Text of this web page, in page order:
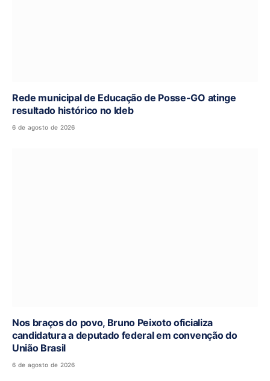
Rede municipal de Educação de Posse-GO atinge
resultado histórico no Ideb
6 de agosto de 2026
Nos braços do povo, Bruno Peixoto oficializa
candidatura a deputado federal em convenção do
União Brasil
6 de agosto de 2026